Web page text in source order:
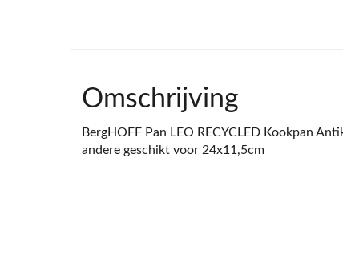
Omschrijving
BergHOFF Pan LEO RECYCLED Kookpan
andere geschikt voor 24x11,5cm